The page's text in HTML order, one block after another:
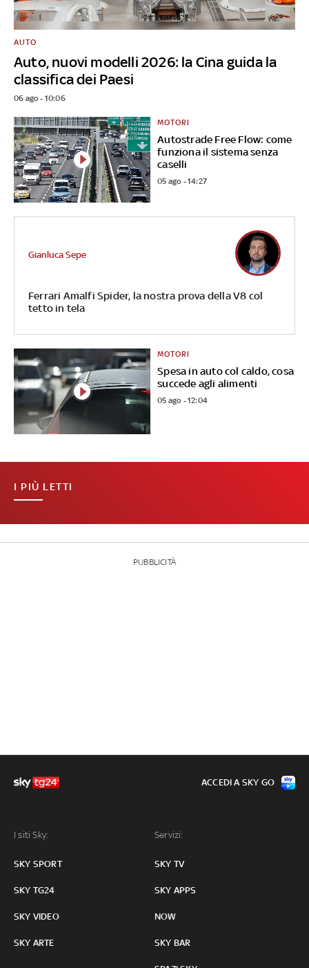
Auto, nuovi modelli 2026: la Cina guida la
classifica dei Paesi
AUTO
06 ago - 10:06
Autostrade Free Flow: come
funziona il sistema senza
caselli
MOTORI
05 ago - 14:27
Ferrari Amalfi Spider, la nostra prova della V8 col
tetto in tela
Gianluca Sepe
Spesa in auto col caldo, cosa
succede agli alimenti
MOTORI
05 ago - 12:04
I PIÙ LETTI
PUBBLICITÀ
I siti Sky:
SKY SPORT
SKY TG24
SKY VIDEO
SKY ARTE
Servizi:
SKY TV
SKY APPS
NOW
SKY BAR
ACCEDI A SKY GO